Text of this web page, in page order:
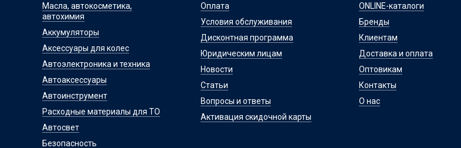
Масла, автокосметика,
автохимия
Аккумуляторы
Аксессуары для колес
Автоэлектроника и техника
Автоаксессуары
Автоинструмент
Расходные материалы для ТО
Автосвет
Безопасность
Оплата
Условия обслуживания
Дисконтная программа
Юридическим лицам
Новости
Статьи
Вопросы и ответы
Активация скидочной карты
ONLINE-каталоги
Бренды
Клиентам
Доставка и оплата
Оптовикам
Контакты
О нас